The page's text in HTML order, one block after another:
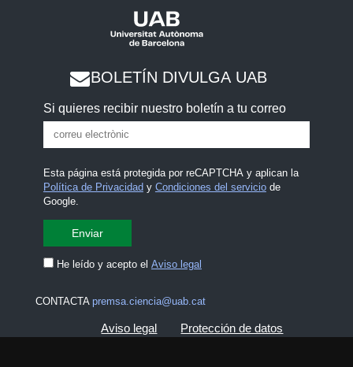
BOLETÍN DIVULGA UAB
Si quieres recibir nuestro boletín a tu correo
Esta página está protegida por reCAPTCHA y aplican la
Política de Privacidady Condiciones del serviciode
Google.
He leído y acepto el Aviso legal
CONTACTA premsa.ciencia@uab.cat
Aviso legal Protección de datos